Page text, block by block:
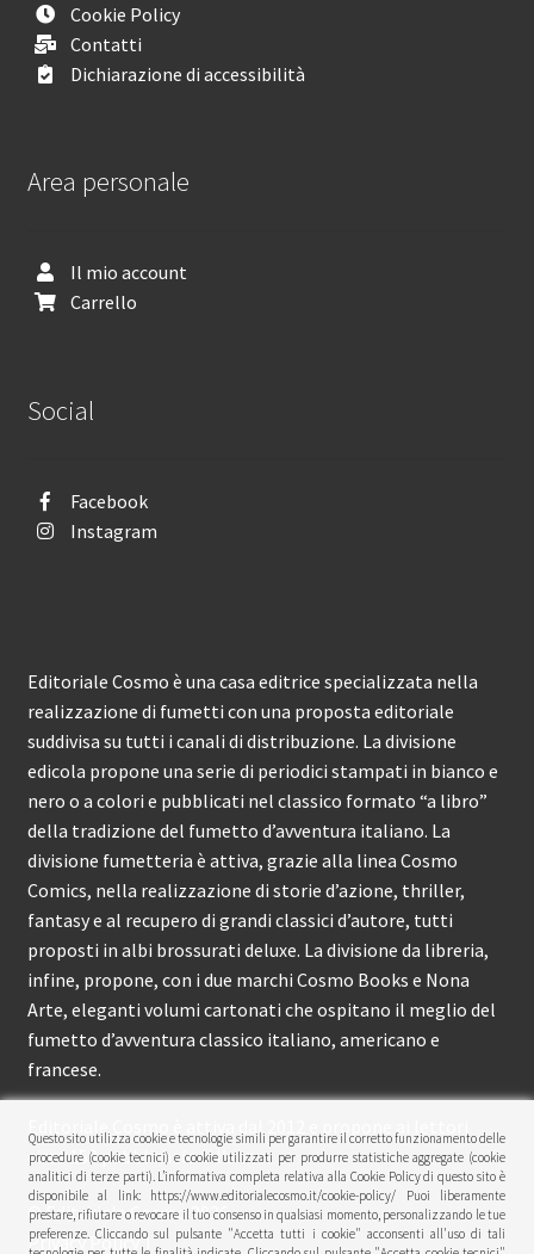
Cookie Policy
Contatti
Dichiarazione di accessibilità
Area personale
Il mio account
Carrello
Social
Facebook
Instagram
Editoriale Cosmo è una casa editrice specializzata nella
realizzazione di fumetti con una proposta editoriale
suddivisa su tutti i canali di distribuzione. La divisione
edicola propone una serie di periodici stampati in bianco e
nero o a colori e pubblicati nel classico formato “a libro”
della tradizione del fumetto d’avventura italiano. La
divisione fumetteria è attiva, grazie alla linea Cosmo
Comics, nella realizzazione di storie d’azione, thriller,
fantasy e al recupero di grandi classici d’autore, tutti
proposti in albi brossurati deluxe. La divisione da libreria,
infine, propone, con i due marchi Cosmo Books e Nona
Arte, eleganti volumi cartonati che ospitano il meglio del
fumetto d’avventura classico italiano, americano e
francese.
circa 150 pubblicazioni l’anno.
© Editoriale Cosmo 2026
Privacy Policy
Questo sito utilizza cookie e tecnologie simili per garantire il corretto funzionamento delle
procedure (cookie tecnici) e cookie utilizzati per produrre statistiche aggregate (cookie
analitici di terze parti). L’informativa completa relativa alla Cookie Policy di questo sito è
disponibile al link: https://www.editorialecosmo.it/cookie-policy/ Puoi liberamente
prestare, rifiutare o revocare il tuo consenso in qualsiasi momento, personalizzando le tue
preferenze. Cliccando sul pulsante "Accetta tutti i cookie" acconsenti all'uso di tali